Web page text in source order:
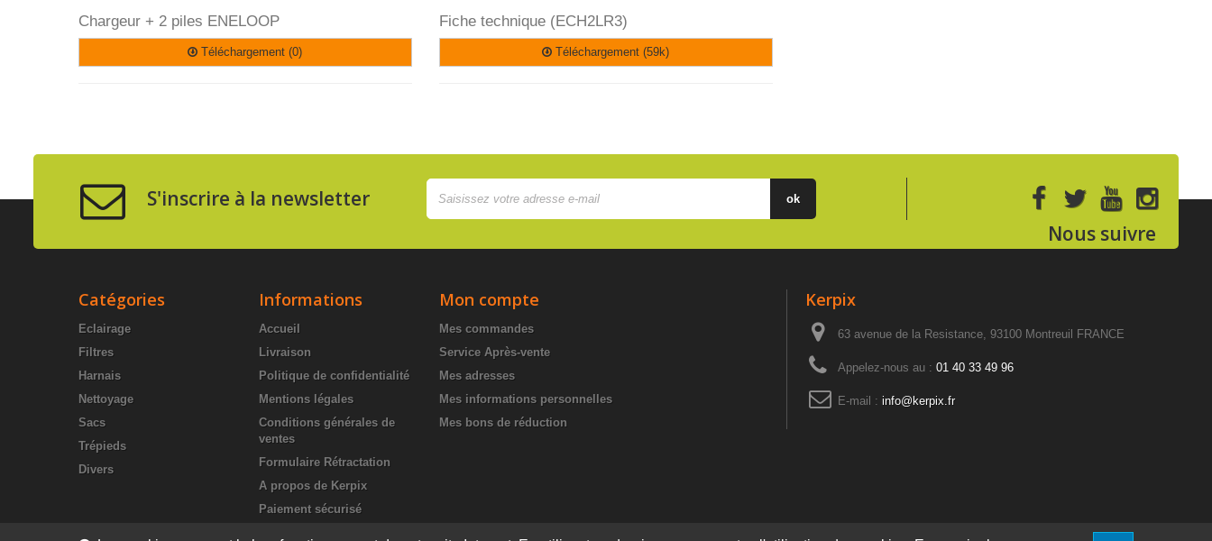
Chargeur + 2 piles ENELOOP
Téléchargement (0)
Fiche technique (ECH2LR3)
Téléchargement (59k)
S'inscrire à la newsletter ok
Nous suivre
Catégories
Eclairage
Filtres
Harnais
Nettoyage
Sacs
Trépieds
Divers
Informations
Accueil
Livraison
Politique de confidentialité
Mentions légales
Conditions générales de
ventes
Formulaire Rétractation
A propos de Kerpix
Paiement sécurisé
Mon compte
Mes commandes
Service Après-vente
Mes adresses
Mes informations personnelles
Mes bons de réduction
Kerpix
63 avenue de la Resistance, 93100 Montreuil FRANCE
Appelez-nous au : 01 40 33 49 96
E-mail : info@kerpix.fr